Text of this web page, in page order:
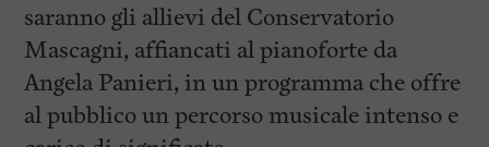
saranno gli allievi del Conservatorio
Mascagni, affiancati al pianoforte da
Angela Panieri, in un programma che offre
al pubblico un percorso musicale intenso e